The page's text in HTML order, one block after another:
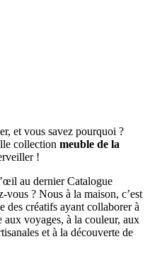
et vous savez pourquoi ?
collection meuble de la
!
au dernier Catalogue
vous ? Nous à la maison, c’est
des créatifs ayant collaborer à
voyages, à la couleur, aux
et à la découverte de